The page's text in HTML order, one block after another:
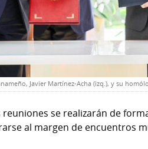
Javier Martínez-Acha (izq.), y su
reuniones se realizarán de
al margen de encuentros